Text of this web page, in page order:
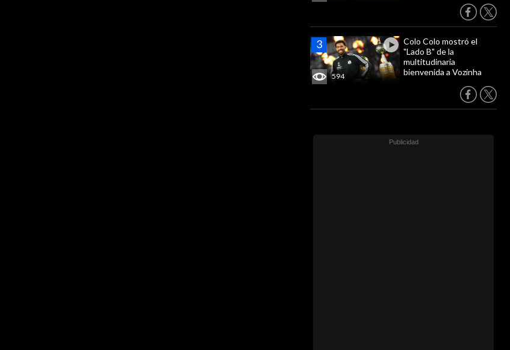
594
Colo Colo mostró el
"Lado B" de la
multitudinaria
bienvenida a Vozinha